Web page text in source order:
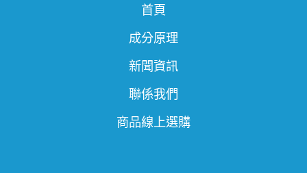
首頁
成分原理
新聞資訊
聯係我們
商品線上選購